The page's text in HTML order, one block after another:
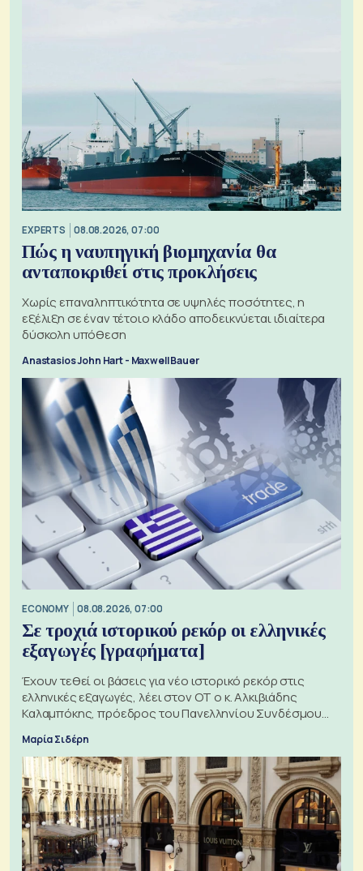
EXPERTS 08.08.2026, 07:00
Πώς η ναυπηγική βιομηχανία θα
ανταποκριθεί στις προκλήσεις
Χωρίς επαναληπτικότητα σε υψηλές ποσότητες, η
εξέλιξη σε έναν τέτοιο κλάδο αποδεικνύεται ιδιαίτερα
δύσκολη υπόθεση
Anastasios John Hart - Maxwell Bauer
ECONOMY 08.08.2026, 07:00
Σε τροχιά ιστορικού ρεκόρ οι ελληνικές
εξαγωγές [γραφήματα]
Έχουν τεθεί οι βάσεις για νέο ιστορικό ρεκόρ στις
ελληνικές εξαγωγές, λέει στον ΟΤ ο κ. Αλκιβιάδης
Καλαμπόκης, πρόεδρος του Πανελληνίου Συνδέσμου
Μαρία Σιδέρη